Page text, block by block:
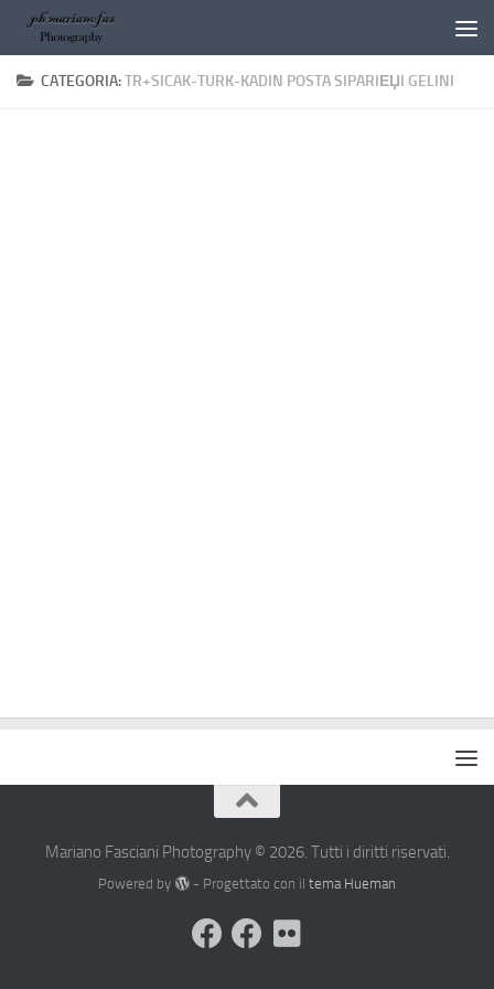
Salta al contenuto
CATEGORIA:TR+SICAK-TURK-KADIN POSTA SIPARIЕЏI GELINI
Mariano Fasciani Photography © 2026. Tutti i diritti riservati.
Powered by - Progettato con il tema Hueman